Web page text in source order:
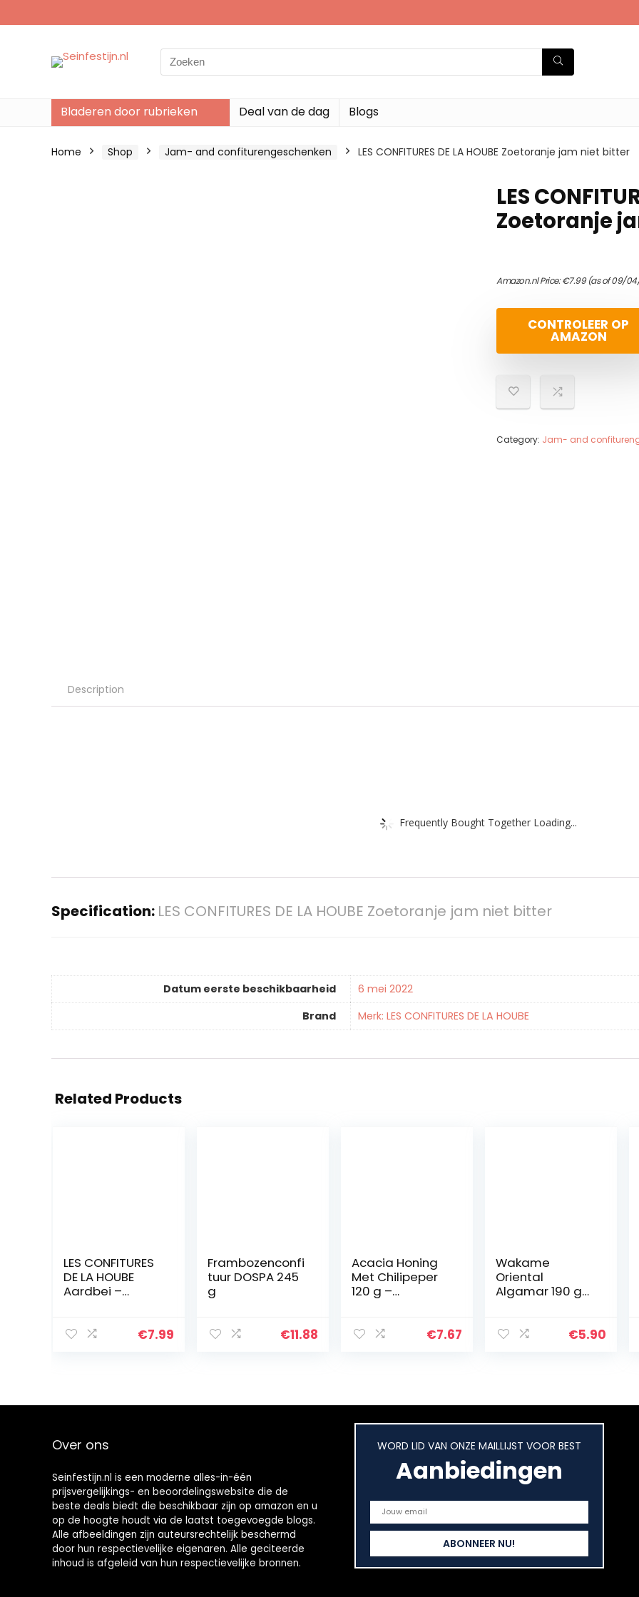
Search
for:
Bladeren door rubrieken Deal van de dag Blogs
Home Shop Jam- and confiturengeschenken LES CONFITURES DE LA HOUBE Zoetoranje jam niet bitter
LES
Zoetoranje
Amazon.nl Price:€7.99(as of 09/04/
CONTROLEER OP
AMAZON
Category: Jam- and
Description
Frequently Bought Together Loading...
Specification: LES CONFITURES DE LA HOUBE Zoetoranje jam niet bitter
Datum eerste beschikbaarheid
6 mei 2022
Brand
Merk: LES CONFITURES DE LA HOUBE
Related Products
LES CONFITURES
DE LA HOUBE
Aardbei –
gram
€7.99
Frambozenconfi
tuur DOSPA 245
g
€11.88
Acacia Honing
Met Chilipeper
120 g –
kazen –
€7.67
Wakame
Oriental
Algamar 190 g
€5.90
Over ons
Seinfestijn.nl is een moderne alles-in-één
prijsvergelijkings- en beoordelingswebsite die de
beste deals biedt die beschikbaar zijn op amazon en u
op de hoogte houdt via de laatst toegevoegde blogs.
Alle afbeeldingen zijn auteursrechtelijk beschermd
door hun respectievelijke eigenaren. Alle geciteerde
inhoud is afgeleid van hun respectievelijke bronnen.
WORD LID VAN ONZE MAILLIJST VOOR BEST
Aanbiedingen